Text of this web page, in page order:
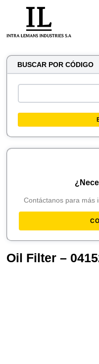
BUSCAR POR CÓDIGO
Contáctanos para más
Oil Filter –